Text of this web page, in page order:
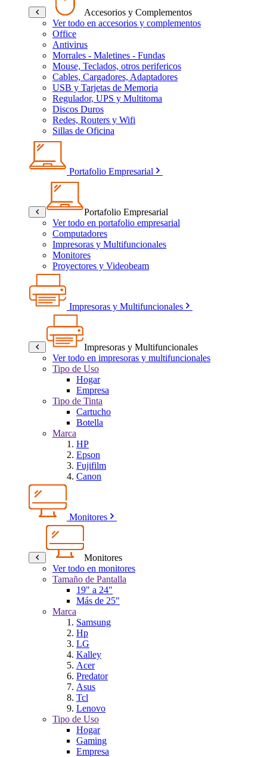
Accesorios y Complementos
Ver todo en accesorios y complementos
Office
Antivirus
Morrales - Maletines - Fundas
Mouse, Teclados, otros perifericos
Cables, Cargadores, Adaptadores
USB y Tarjetas de Memoria
Regulador, UPS y Multitoma
Discos Duros
Redes, Routers y Wifi
Sillas de Oficina
Portafolio Empresarial
Portafolio Empresarial
Ver todo en portafolio empresarial
Computadores
Impresoras y Multifuncionales
Monitores
Proyectores y Videobeam
Impresoras y Multifuncionales
Impresoras y Multifuncionales
Ver todo en impresoras y multifuncionales
Tipo de Uso
Hogar
Empresa
Tipo de Tinta
Cartucho
Botella
Marca
HP
Epson
Fujifilm
Canon
Monitores
Monitores
Ver todo en monitores
Tamaño de Pantalla
19" a 24"
Más de 25"
Marca
Samsung
Hp
LG
Kalley
Acer
Predator
Asus
Tcl
Lenovo
Tipo de Uso
Hogar
Gaming
Empresa